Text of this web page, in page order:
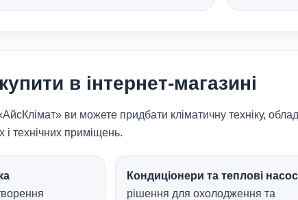
в інтернет-магазині
ви можете придбати кліматичну техніку,
і технічних приміщень.
Кондиціонери та теплові
рішення для охолодження та